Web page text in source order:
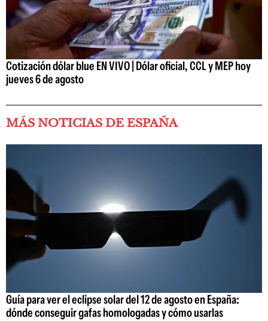
Cotización dólar blue EN VIVO | Dólar oficial, CCL y MEP hoy
jueves 6 de agosto
MÁS NOTICIAS DE ESPAÑA
Guía para ver el eclipse solar del 12 de agosto en España:
dónde conseguir gafas homologadas y cómo usarlas